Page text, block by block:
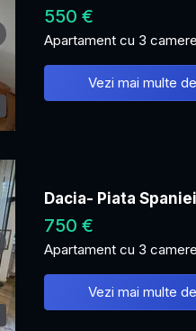
550 €
Apartament cu 3
Vezi mai multe
Dacia- Piata
750 €
Apartament cu 3
Vezi mai multe